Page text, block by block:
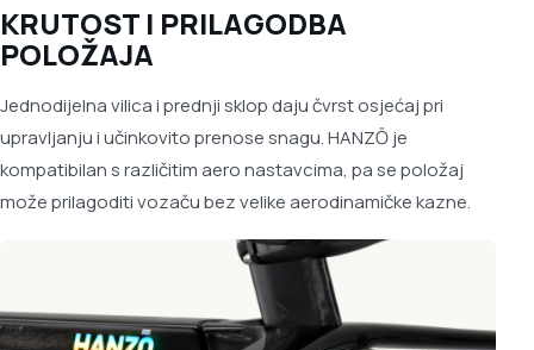
KRUTOST I PRILAGODBA
POLOŽAJA
Jednodijelna vilica i prednji sklop daju čvrst osjećaj pri
upravljanju i učinkovito prenose snagu. HANZŌ je
kompatibilan s različitim aero nastavcima, pa se položaj
može prilagoditi vozaču bez velike aerodinamičke kazne.